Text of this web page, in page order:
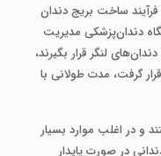
ساخت بریج دندان
دندان‌پزشکی مدیریت
لنگر قرار بگیرند،
گرفت، مدت طولانی با
و در اغلب موارد بسیار
در صورت پایدار